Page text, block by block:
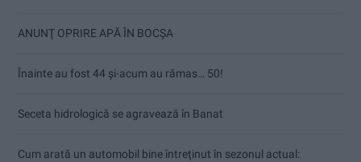
ANUNŢ OPRIRE APĂ ÎN BOCȘA
Înainte au fost 44 și-acum au rămas… 50!
Seceta hidrologică se agravează în Banat
Cum arată un automobil bine întreținut în sezonul actual: